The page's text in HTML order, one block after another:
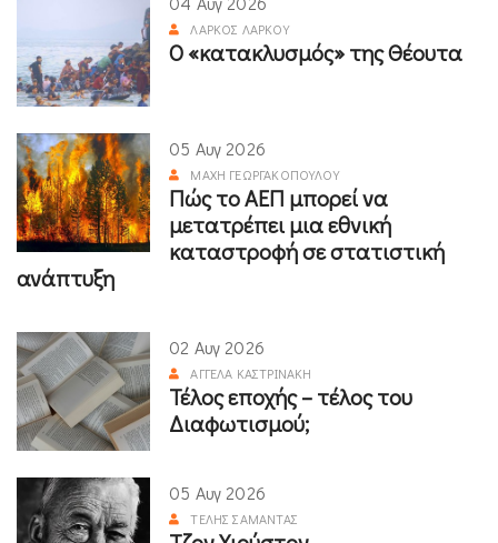
ΛΆΡΚΟΣ ΛΆΡΚΟΥ
Ο «κατακλυσμός» της Θέουτα
05 Αυγ 2026
ΜΆΧΗ ΓΕΩΡΓΑΚΟΠΟΎΛΟΥ
Πώς το ΑΕΠ μπορεί να
μετατρέπει μια εθνική
καταστροφή σε στατιστική
ανάπτυξη
02 Αυγ 2026
ΑΓΓΈΛΑ ΚΑΣΤΡΙΝΆΚΗ
Τέλος εποχής – τέλος του
Διαφωτισμού;
05 Αυγ 2026
ΤΈΛΗΣ ΣΑΜΑΝΤΆΣ